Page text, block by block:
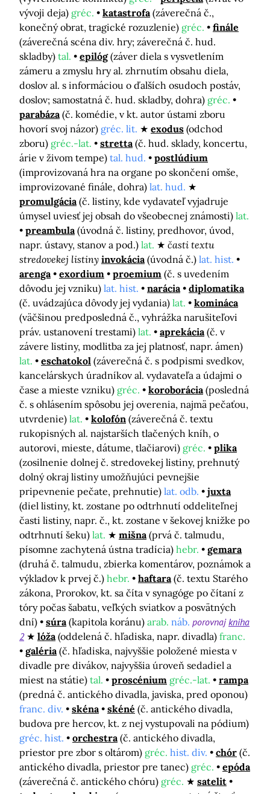
vývoji deja) gréc. katastrofa (záverečná č.,
konečný obrat, tragické rozuzlenie) gréc.
finále
(záverečná scéna div. hry; záverečná č. hud.
skladby) tal. epilóg (záver diela s vysvetlením
zámeru a zmyslu hry al. zhrnutím obsahu diela,
doslov al. s informáciou o ďalších osudoch postáv,
doslov; samostatná č. hud. skladby, dohra) gréc.
parabáza (č. komédie, v kt. autor ústami zboru
hovorí svoj názor) gréc. lit. exodus (odchod
zboru) gréc.-lat. stretta (č. hud. sklady, koncertu,
árie v živom tempe) tal. hud.
postlúdium
(improvizovaná hra na organe po skončení omše,
improvizované finále, dohra) lat. hud.
promulgácia (č. listiny, kde vydavateľ vyjadruje
úmysel uviesť jej obsah do všeobecnej známosti) lat.
preambula (úvodná č. listiny, predhovor, úvod,
napr. ústavy, stanov a pod.) lat.
časti textu
stredovekej listiny invokácia (úvodná č.) lat. hist.
arenga
exordium proemium (č. s uvedením
dôvodu jej vzniku) lat. hist. narácia
diplomatika
(č. uvádzajúca dôvody jej vydania) lat.
komináca
(väčšinou predposledná č., vyhrážka narušiteľovi
práv. ustanovení trestami) lat. aprekácia (č. v
závere listiny, modlitba za jej platnosť, napr. ámen)
lat.
eschatokol (záverečná č. s podpismi svedkov,
kancelárskych úradníkov al. vydavateľa a údajmi o
čase a mieste vzniku) gréc. koroborácia (posledná
č. s ohlásením spôsobu jej overenia, najmä pečaťou,
utvrdenie) lat. kolofón (záverečná č. textu
rukopisných al. najstarších tlačených kníh, o
autorovi, mieste, dátume, tlačiarovi) gréc.
plika
(zosilnenie dolnej č. stredovekej listiny, prehnutý
dolný okraj listiny umožňujúci pevnejšie
pripevnenie pečate, prehnutie) lat. odb.
juxta
(diel listiny, kt. zostane po odtrhnutí oddeliteľnej
časti listiny, napr. č., kt. zostane v šekovej knižke po
odtrhnutí šeku) lat. mišna (prvá č. talmudu,
písomne zachytená ústna tradícia) hebr.
gemara
(druhá č. talmudu, zbierka komentárov, poznámok a
výkladov k prvej č.) hebr. haftara (č. textu Starého
zákona, Prorokov, kt. sa číta v synagóge po čítaní z
tóry počas šabatu, veľkých sviatkov a posvätných
dní)
súra (kapitola koránu) arab. náb. porovnajkniha
2
lóža (oddelená č. hľadiska, napr. divadla) franc.
galéria (č. hľadiska, najvyššie položené miesta v
divadle pre divákov, najvyššia úroveň sedadiel a
miest na státie) tal. proscénium gréc.-lat.
rampa
(predná č. antického divadla, javiska, pred oponou)
franc. div.
skéna skéné (č. antického divadla,
budova pre hercov, kt. z nej vystupovali na pódium)
gréc. hist.
orchestra (č. antického divadla,
priestor pre zbor s oltárom) gréc. hist. div. chór (č.
antického divadla, priestor pre tanec) gréc.
epóda
(záverečná č. antického chóru) gréc.
satelit